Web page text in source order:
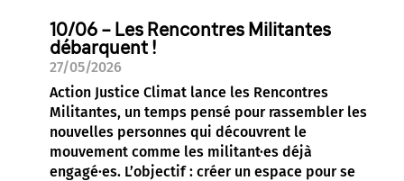
10/06 – Les Rencontres Militantes
débarquent !
27/05/2026
Action Justice Climat lance les Rencontres
Militantes, un temps pensé pour rassembler les
nouvelles personnes qui découvrent le
mouvement comme les militant·es déjà
engagé·es. L’objectif : créer un espace pour se